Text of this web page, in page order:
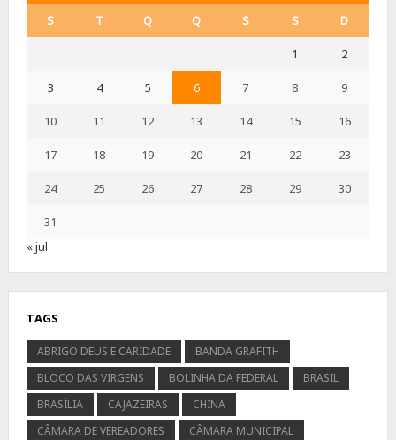
S T Q Q S S D
1 2
3 4 5 6 7 8 9
10 11 12 13 14 15 16
17 18 19 20 21 22 23
24 25 26 27 28 29 30
31
« jul
TAGS
ABRIGO DEUS E CARIDADE
BANDA GRAFITH
BLOCO DAS VIRGENS
BOLINHA DA FEDERAL
BRASIL
BRASÍLIA
CAJAZEIRAS
CHINA
CÂMARA DE VEREADORES
CÂMARA MUNICIPAL